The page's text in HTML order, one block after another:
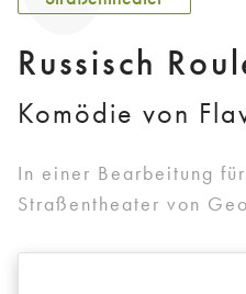
Russisch
Komödie von
In einer Bearbeitung
Straßentheater von